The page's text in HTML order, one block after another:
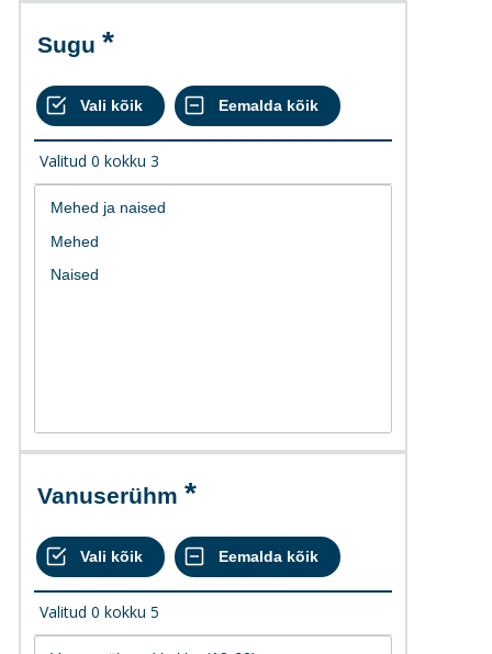
Sugu
Valitud 0 kokku 3
Vanuserühm
Valitud 0 kokku 5